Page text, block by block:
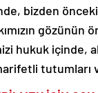
bizden
hukuk içinde,
tutumları